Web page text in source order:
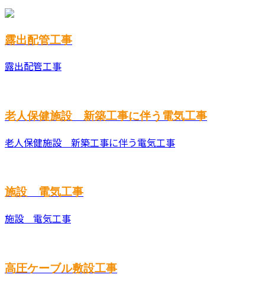
露出配管工事
露出配管工事
老人保健施設 新築工事に伴う電気工事
老人保健施設 新築工事に伴う電気工事
施設 電気工事
施設 電気工事
高圧ケーブル敷設工事